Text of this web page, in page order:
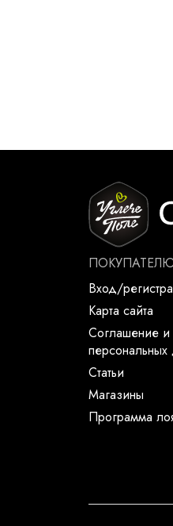
Вход/
Карта сайта
Соглашение и
персональных
Статьи
Магазины
Программа